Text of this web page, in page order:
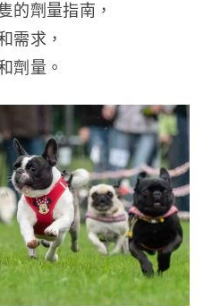
的劑量指南，
需求，
劑量。